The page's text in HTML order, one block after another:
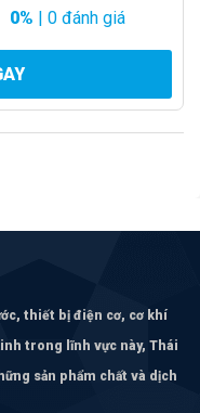
0% | 0 đánh giá
thiết bị điện cơ, cơ khí
trong lĩnh vực này, Thái
sản phẩm chất và dịch